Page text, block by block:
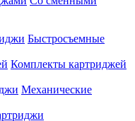
Быстросъемные
Комплекты картриджей
Механические